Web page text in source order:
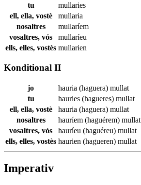
tu
mullaries
ell, ella, vostè
mullaria
nosaltres
mullaríem
vosaltres, vós
mullaríeu
ells, elles, vostès mullarien
Konditional II
jo hauria (haguera) mullat
tu
hauries (hagueres) mullat
ell, ella, vostè
hauria (haguera) mullat
nosaltres
hauríem (haguérem) mullat
vosaltres, vós
hauríeu (haguéreu) mullat
ells, elles, vostès haurien (hagueren) mullat
Imperativ